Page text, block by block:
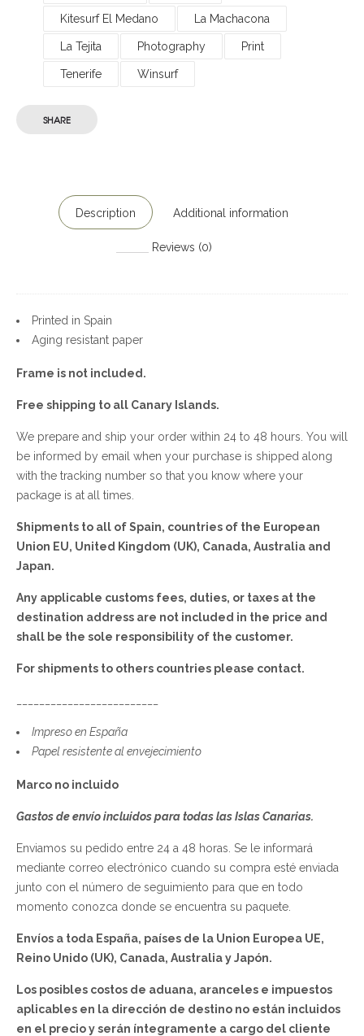
Kitesurf El Medano La Machacona
La Tejita Photography Print
Tenerife Winsurf
SHARE
Description Additional information
Reviews (0)
Printed in Spain
Aging resistant paper
Frame is not included.
Free shipping to all Canary Islands.
We prepare and ship your order within 24 to 48 hours. You will
be informed by email when your purchase is shipped along
with the tracking number so that you know where your
package is at all times.
Shipments to all of Spain, countries of the European
Union EU, United Kingdom (UK), Canada, Australia and
Japan.
Any applicable customs fees, duties, or taxes at the
destination address are not included in the price and
shall be the sole responsibility of the customer.
For shipments to others countries please contact.
Impreso en España
Papel resistente al envejecimiento
Marco no incluido
Gastos de envío incluidos para todas las Islas Canarias.
Enviamos su pedido entre 24 a 48 horas. Se le informará
mediante correo electrónico cuando su compra esté enviada
junto con el número de seguimiento para que en todo
momento conozca donde se encuentra su paquete.
Envíos a toda España, países de la Union Europea UE,
Reino Unido (UK), Canada, Australia y Japón.
Los posibles costos de aduana, aranceles e impuestos
aplicables en la dirección de destino no están incluidos
en el precio y serán íntegramente a cargo del cliente